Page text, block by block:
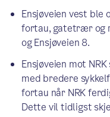
Ensjøveien vest
fortau, gatetrær og
og Ensjøveien 8.
Ensjøveien mot
med bredere
fortau når NRK
Dette vil tidligst